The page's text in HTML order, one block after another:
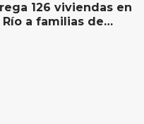
126 viviendas en
a familias de